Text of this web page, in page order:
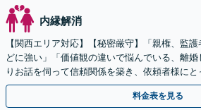
内縁解消
【関西エリア対応】【秘密厳守】「親権、監
どに強い」「価値観の違いで悩んでいる、離
りお話を伺って信頼関係を築き、依頼者様に
指します！離婚を考えている段階でもご相談く
料金表を見る